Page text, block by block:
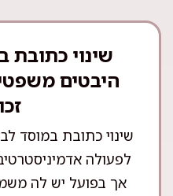
שינוי כתובת
היבטים
שינוי כתובת במוסד
לפעולה
אך בפועל יש לה